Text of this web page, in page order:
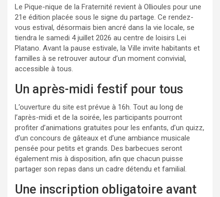
Le Pique-nique de la Fraternité revient à Ollioules pour une
21e édition placée sous le signe du partage. Ce rendez-
vous estival, désormais bien ancré dans la vie locale, se
tiendra le samedi 4 juillet 2026 au centre de loisirs Lei
Platano. Avant la pause estivale, la Ville invite habitants et
familles à se retrouver autour d’un moment convivial,
accessible à tous.
Un après-midi festif pour tous
L’ouverture du site est prévue à 16h. Tout au long de
l’après-midi et de la soirée, les participants pourront
profiter d’animations gratuites pour les enfants, d’un quizz,
d’un concours de gâteaux et d’une ambiance musicale
pensée pour petits et grands. Des barbecues seront
également mis à disposition, afin que chacun puisse
partager son repas dans un cadre détendu et familial.
Une inscription obligatoire avant